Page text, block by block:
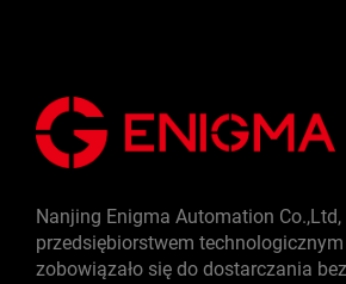
Nanjing Enigma Automation
przedsiębiorstwem
zobowiązało się do dostarczania